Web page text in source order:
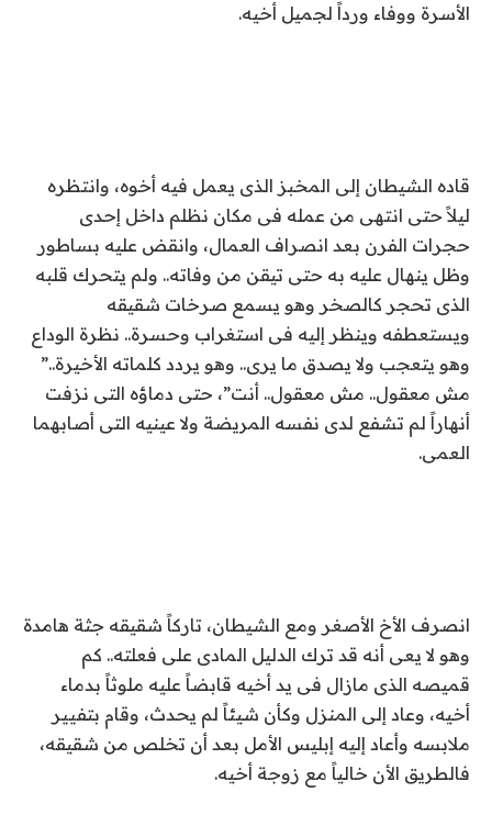
الأسرة ووفاء ورداً لجميل أخيه.
قاده الشيطان إلى المخبز الذى يعمل فيه أخوه، وانتظره
ليلاً حتى انتهى من عمله فى مكان نظلم داخل إحدى
حجرات الفرن بعد انصراف العمال، وانقض عليه بساطور
وظل ينهال عليه به حتى تيقن من وفاته.. ولم يتحرك قلبه
الذى تحجر كالصخر وهو يسمع صرخات شقيقه
ويستعطفه وينظر إليه فى استغراب وحسرة.. نظرة الوداع
وهو يتعجب ولا يصدق ما يرى.. وهو يردد كلماته الأخيرة..”
مش معقول.. مش معقول.. أنت”، حتى دماؤه التى نزفت
أنهاراً لم تشفع لدى نفسه المريضة ولا عينيه التى أصابهما
العمى.
انصرف الأخ الأصغر ومع الشيطان، تاركاً شقيقه جثة هامدة
وهو لا يعى أنه قد ترك الدليل المادى على فعلته.. كم
قميصه الذى مازال فى يد أخيه قابضاً عليه ملوثاً بدماء
أخيه، وعاد إلى المنزل وكأن شيئاً لم يحدث، وقام بتفيير
ملابسه وأعاد إليه إبليس الأمل بعد أن تخلص من شقيقه،
فالطريق الأن خالياً مع زوجة أخيه.